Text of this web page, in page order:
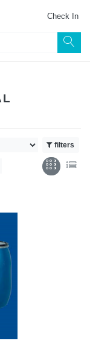
Check In
filters